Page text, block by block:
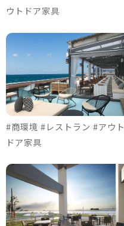
ウトドア家具
#商環境 #レストラン #アウト
ドア家具